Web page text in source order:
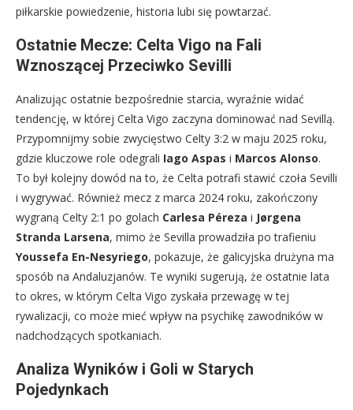
piłkarskie powiedzenie, historia lubi się powtarzać.
Ostatnie Mecze: Celta Vigo na Fali
Wznoszącej Przeciwko Sevilli
Analizując ostatnie bezpośrednie starcia, wyraźnie widać
tendencję, w której Celta Vigo zaczyna dominować nad Sevillą.
Przypomnijmy sobie zwycięstwo Celty 3:2 w maju 2025 roku,
gdzie kluczowe role odegrali Iago Aspas i Marcos Alonso.
To był kolejny dowód na to, że Celta potrafi stawić czoła Sevilli
i wygrywać. Również mecz z marca 2024 roku, zakończony
wygraną Celty 2:1 po golach Carlesa Péreza i Jørgena
Stranda Larsena, mimo że Sevilla prowadziła po trafieniu
Youssefa En-Nesyriego, pokazuje, że galicyjska drużyna ma
sposób na Andaluzjanów. Te wyniki sugerują, że ostatnie lata
to okres, w którym Celta Vigo zyskała przewagę w tej
rywalizacji, co może mieć wpływ na psychikę zawodników w
nadchodzących spotkaniach.
Analiza Wyników i Goli w Starych
Pojedynkach